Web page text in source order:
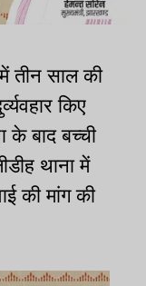
तीन साल की
किए
के बाद बच्ची
थाना में
की मांग की